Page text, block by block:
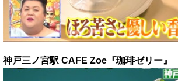
神戸三ノ宮駅 CAFE Zoe『珈琲ゼリー』